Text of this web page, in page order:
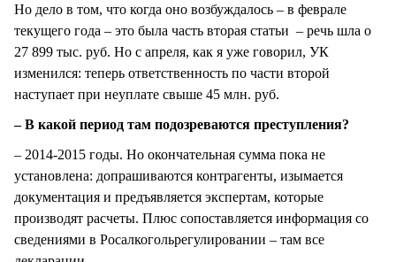
Но дело в том, что когда оно возбуждалось – в феврале
текущего года – это была часть вторая статьи – речь шла о
27 899 тыс. руб. Но с апреля, как я уже говорил, УК
изменился: теперь ответственность по части второй
наступает при неуплате свыше 45 млн. руб.
– В какой период там подозреваются преступления?
– 2014-2015 годы. Но окончательная сумма пока не
установлена: допрашиваются контрагенты, изымается
документация и предъявляется экспертам, которые
производят расчеты. Плюс сопоставляется информация со
сведениями в Росалкогольрегулировании – там все